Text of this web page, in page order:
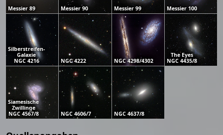
Messier 89 Messier 90 Messier 99 Messier 100
Silberstreifen-
Galaxie
NGC 4216
NGC 4222 NGC 4298/4302
The Eyes
NGC 4435/8
Siamesische
Zwillinge
NGC 4567/8
NGC 4606/7 NGC 4637/8